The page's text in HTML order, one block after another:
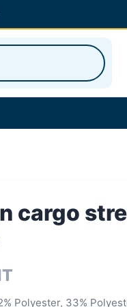
cargo
Polyester, 33%